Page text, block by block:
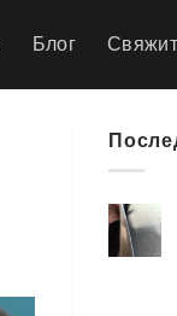
Блог